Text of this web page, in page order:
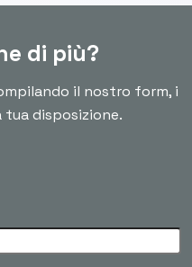
di più?
il nostro form, i
disposizione.